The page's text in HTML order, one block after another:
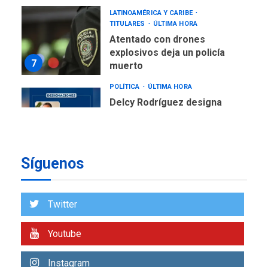
7
LATINOAMÉRICA Y CARIBE
TITULARES
ÚLTIMA HORA
Atentado con drones
explosivos deja un policía
muerto
POLÍTICA ÚLTIMA HORA
Delcy Rodríguez designa
2
Argentina para despedir a
Síguenos
Twitter
Youtube
Instagram